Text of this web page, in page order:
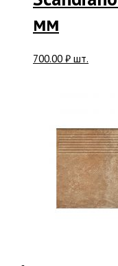
мм
700.00 ₽ шт.